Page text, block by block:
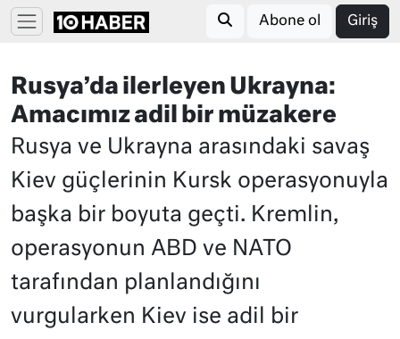
Abone ol Giriş
Rusya’da ilerleyen Ukrayna:
Amacımız adil bir müzakere
Rusya ve Ukrayna arasındaki savaş
Kiev güçlerinin Kursk operasyonuyla
başka bir boyuta geçti. Kremlin,
operasyonun ABD ve NATO
tarafından planlandığını
vurgularken Kiev ise adil bir